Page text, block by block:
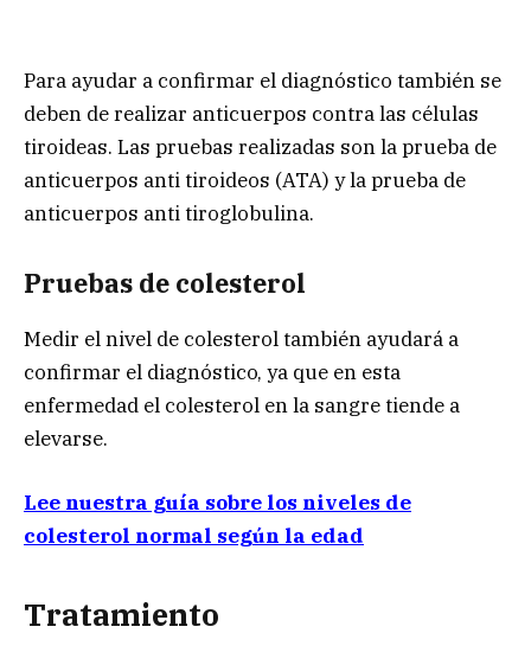
Para ayudar a confirmar el diagnóstico también se
deben de realizar anticuerpos contra las células
tiroideas. Las pruebas realizadas son la prueba de
anticuerpos anti tiroideos (ATA) y la prueba de
anticuerpos anti tiroglobulina.
Pruebas de colesterol
Medir el nivel de colesterol también ayudará a
confirmar el diagnóstico, ya que en esta
enfermedad el colesterol en la sangre tiende a
elevarse.
Lee nuestra guía sobre los niveles de
colesterol normal según la edad
Tratamiento